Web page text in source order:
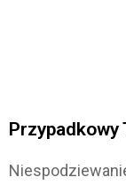
Przypadkowy